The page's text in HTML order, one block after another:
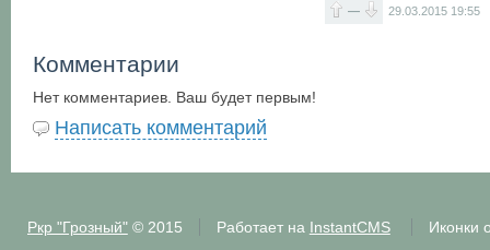
— 29.03.2015 19:55
Комментарии
Нет комментариев. Ваш будет первым!
Написать комментарий
Ркр "Грозный"© 2015 Работает на InstantCMS Иконки